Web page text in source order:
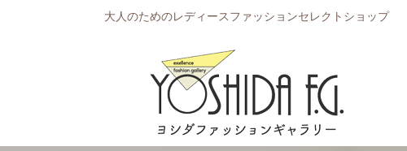
大人のためのレディースファッションセレクトショップ